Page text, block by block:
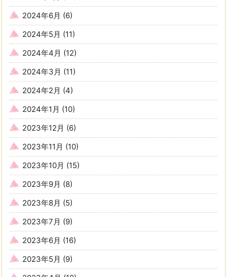
2024年6月 (6)
2024年5月 (11)
2024年4月 (12)
2024年3月 (11)
2024年2月 (4)
2024年1月 (10)
2023年12月 (6)
2023年11月 (10)
2023年10月 (15)
2023年9月 (8)
2023年8月 (5)
2023年7月 (9)
2023年6月 (16)
2023年5月 (9)